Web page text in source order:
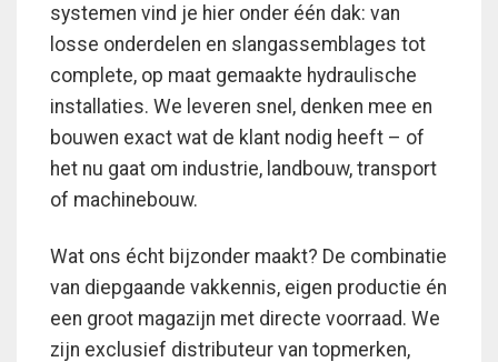
systemen vind je hier onder één dak: van
losse onderdelen en slangassemblages tot
complete, op maat gemaakte hydraulische
installaties. We leveren snel, denken mee en
bouwen exact wat de klant nodig heeft – of
het nu gaat om industrie, landbouw, transport
of machinebouw.
Wat ons écht bijzonder maakt? De combinatie
van diepgaande vakkennis, eigen productie én
een groot magazijn met directe voorraad. We
zijn exclusief distributeur van topmerken,